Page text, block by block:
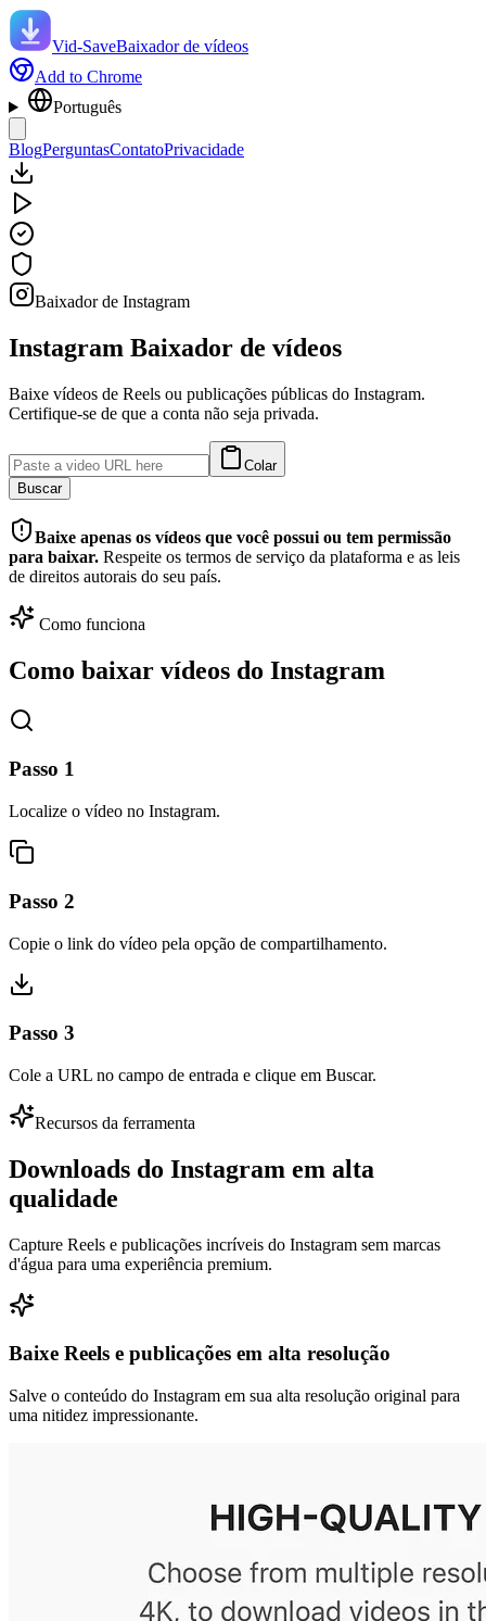
Vid-SaveBaixador de vídeos
Add to Chrome
Português
BlogPerguntasContatoPrivacidade
Baixador de Instagram
Instagram Baixador de vídeos
Baixe vídeos de Reels ou publicações públicas do Instagram.
Certifique-se de que a conta não seja privada.
Colar
Buscar
Baixe apenas os vídeos que você possui ou tem permissão
para baixar. Respeite os termos de serviço da plataforma e as leis
de direitos autorais do seu país.
Como funciona
Como baixar vídeos do Instagram
Passo 1
Localize o vídeo no Instagram.
Passo 2
Copie o link do vídeo pela opção de compartilhamento.
Passo 3
Cole a URL no campo de entrada e clique em Buscar.
Recursos da ferramenta
Downloads do Instagram em alta
qualidade
Capture Reels e publicações incríveis do Instagram sem marcas
d'água para uma experiência premium.
Baixe Reels e publicações em alta resolução
Salve o conteúdo do Instagram em sua alta resolução original para
uma nitidez impressionante.